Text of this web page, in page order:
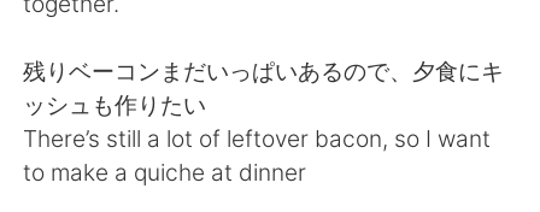
한국어 Русский
Indonesia
Türkçe Tiếng Việt
残りベーコンまだいっぱいあるので、夕食にキ
ッシュも作りたい
There’s still a lot of leftover bacon, so I want
to make a quiche at dinner